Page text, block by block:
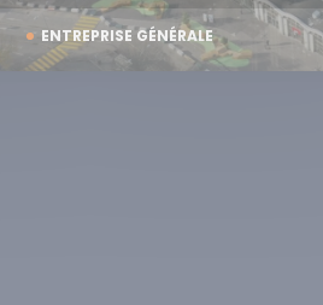
ENTREPRISE GÉNÉRALE